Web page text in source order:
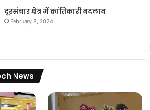
दूरसंचार क्षेत्र में क्रांतिकारी बदलाव
February 8, 2024
News